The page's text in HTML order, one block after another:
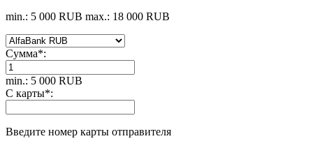
min.: 5 000 RUB max.: 18 000 RUB
Сумма*:
min.: 5 000 RUB
С карты*:
Введите номер карты отправителя